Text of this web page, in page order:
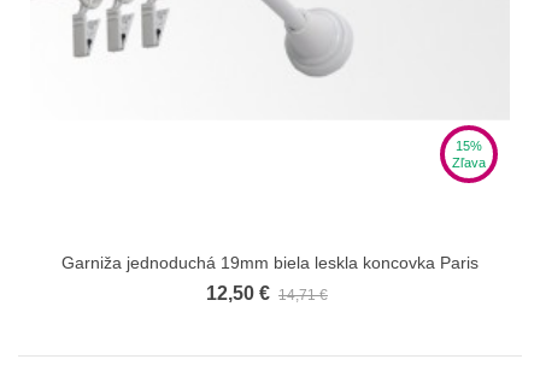
15%
Zľava
Garniža jednoduchá 19mm biela leskla koncovka Paris
12,50 € 14,71 €